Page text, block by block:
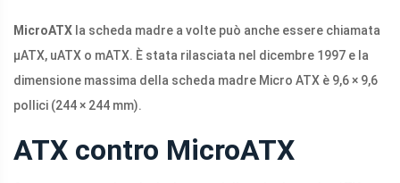
MicroATX la scheda madre a volte può anche essere chiamata
μATX, uATX o mATX. È stata rilasciata nel dicembre 1997 e la
dimensione massima della scheda madre Micro ATX è 9,6 × 9,6
pollici (244 × 244 mm).
ATX contro MicroATX